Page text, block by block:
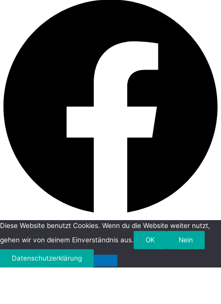
Diese Website benutzt Cookies. Wenn du die Website weiter nutzt,
gehen wir von deinem Einverständnis aus.
OK Nein
Datenschutzerklärung